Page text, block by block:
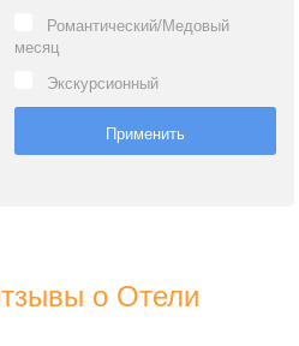
Романтический/Медовый
месяц
Экскурсионный
о Отели